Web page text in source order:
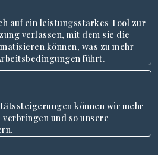
auf ein leistungsstarkes Tool zur
verlassen, mit dem sie die
können, was zu mehr
führt.
können wir mehr
und so unsere